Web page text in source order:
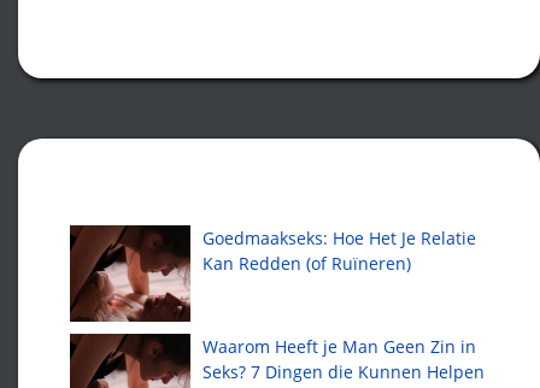
Goedmaakseks: Hoe Het Je Relatie
Kan Redden (of Ruïneren)
Waarom Heeft je Man Geen Zin in
Seks? 7 Dingen die Kunnen Helpen